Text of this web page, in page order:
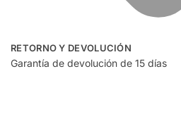
RETORNO Y DEVOLUCIÓN
Garantía de devolución de 15 días